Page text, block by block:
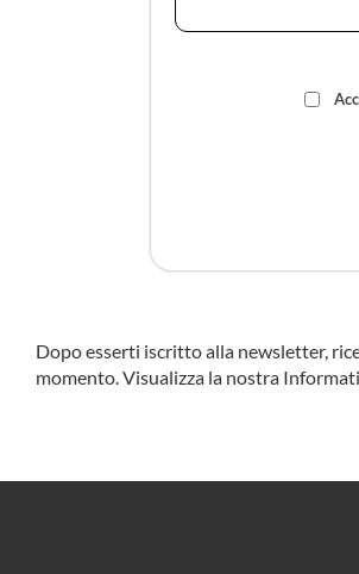
Dopo esserti iscritto alla newsletter,
momento. Visualizza la nostra